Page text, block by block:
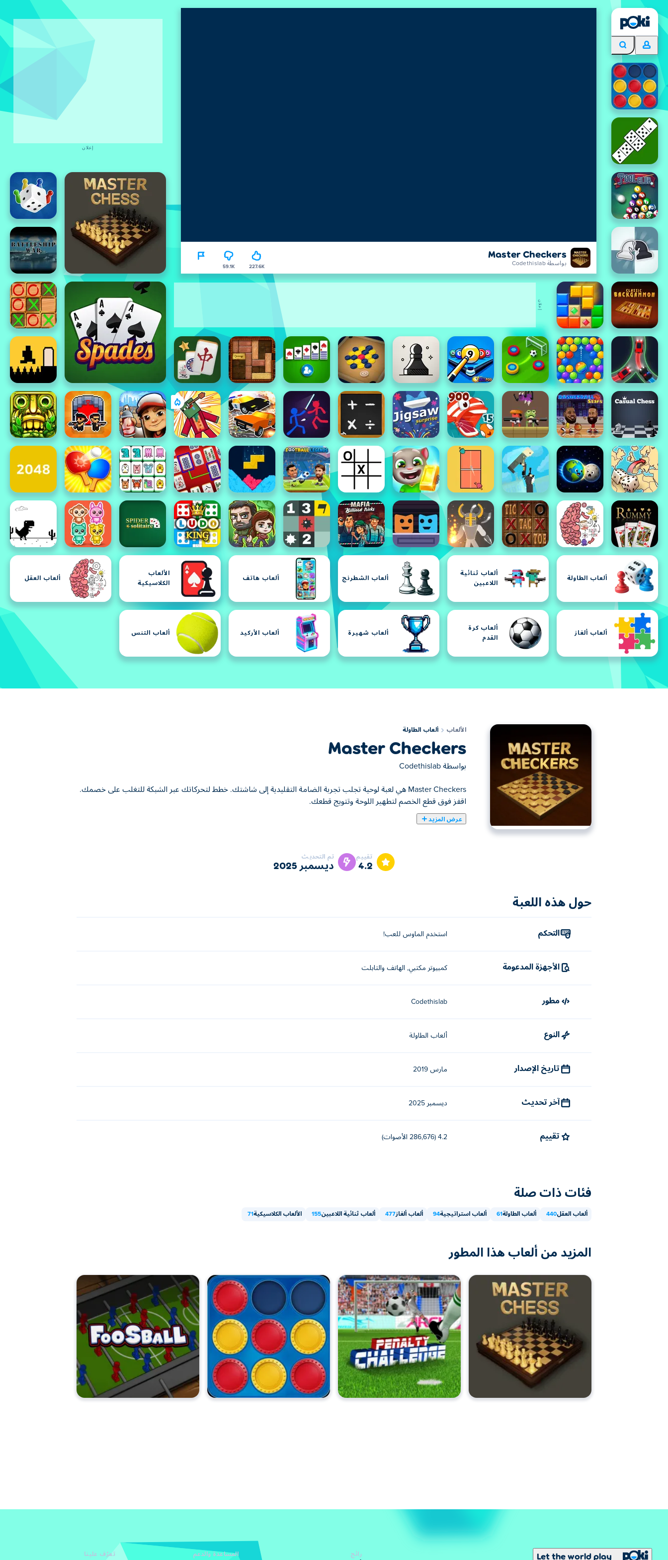
Master Checkers
بواسطة Codethislab 227.6K
59.1K
ألعاب الطاولة
ألعاب ثنائية
اللاعبين
ألعاب الشطرنج ألعاب هاتف
الألعاب
الكلاسيكية
ألعاب العقل
ألعاب ألغاز
ألعاب كرة
القدم
ألعاب شهيرة ألعاب الأركيد ألعاب التنس
إعلان
إعلان
الألعاب ألعاب الطاولة
Master Checkers
بواسطة Codethislab
Master Checkers هي لعبة لوحية تجلب تجربة الضامة التقليدية إلى شاشتك. خطط لتحركاتك عبر الشبكة للتغلب على خصمك.
اقفز فوق قطع الخصم لتطهير اللوحة وتتويج قطعك.
عرض المزيد
يمكنك هنا لعب Master Checkers. لعبة Master Checkers واحدة من ألعاب ألعاب الطاولة المختارة.
تقييم
4.2
تم التحديث
ديسمبر 2025
حول هذه اللعبة
التحكم استخدم الماوس للعب!
الأجهزة المدعومة كمبيوتر مكتبي, الهاتف والتابلت
مطور Codethislab
النوع ألعاب الطاولة
تاريخ الإصدار مارس 2019
آخر تحديث ديسمبر 2025
تقييم 4.2 (286,676 الأصوات)
فئات ذات صلة
ألعاب العقل440 ألعاب الطاولة61 ألعاب استراتيجية94 ألعاب ألغاز477 ألعاب ثنائية اللاعبين155 الألعاب الكلاسيكية71
المزيد من ألعاب هذا المطور
Let the world play رائج المساعدة والدعم تعرّف علينا